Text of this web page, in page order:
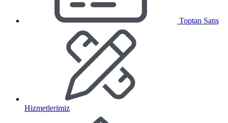
Toptan Satış
Hizmetlerimiz